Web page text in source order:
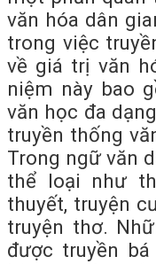
văn hóa dân
trong việc
về giá trị văn
niệm này bao
văn học đa
truyền thống
Trong ngữ văn
thể loại như
thuyết, truyện
truyện thơ.
được truyền